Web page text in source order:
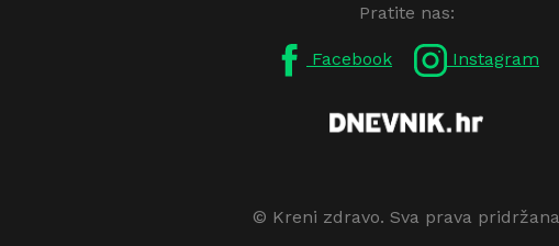
Pratite nas:
Facebook Instagram
© Kreni zdravo. Sva prava pridržana